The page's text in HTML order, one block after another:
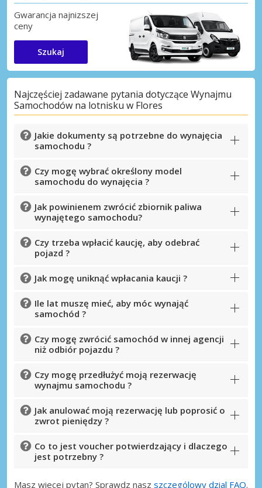
Gwarancja najnizszej
ceny
Szukaj
Najczęściej zadawane pytania dotyczące Wynajmu
Samochodów na lotnisku w Flores
Jakie dokumenty są potrzebne do wynajęcia
samochodu ?
Czy mogę wybrać określony model
samochodu do wynajęcia ?
Jak powinienem zwrócić zbiornik paliwa
wynajętego samochodu?
Czy trzeba wpłacić kaucję, aby odebrać
pojazd ?
Jak mogę uniknąć wpłacania kaucji ?
Ile lat muszę mieć, aby móc wynająć
samochód ?
Czy mogę zwrócić samochód w innej agencji
niż odbiór pojazdu ?
Czy mogę przedłużyć moją rezerwację
wynajmu samochodu ?
Jak anulować moją rezerwację lub poprosić o
zwrot pieniędzy ?
Co to jest voucher potwierdzający i dlaczego
jest potrzebny ?
Masz wiecej pytan? Sprawdz nasz szczególowy dzial FAQ.